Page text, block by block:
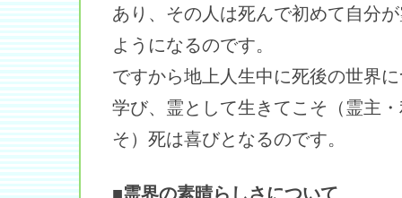
あり、その人は死んで初めて自分
ようになるのです。
ですから地上人生中に死後の世界
学び、霊として生きてこそ（霊主
そ）死は喜びとなるのです。
■霊界の素晴らしさについて